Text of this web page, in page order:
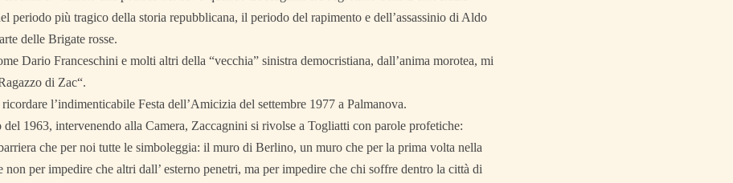
periodo più tragico della storia repubblicana, il periodo del rapimento e dell’assassinio di Aldo
delle Brigate rosse.
Dario Franceschini e molti altri della “vecchia” sinistra democristiana, dall’anima morotea, mi
di Zac“.
l’indimenticabile Festa dell’Amicizia del settembre 1977 a Palmanova.
del 1963, intervenendo alla Camera, Zaccagnini si rivolse a Togliatti con parole profetiche:
che per noi tutte le simboleggia: il muro di Berlino, un muro che per la prima volta nella
non per impedire che altri dall’ esterno penetri, ma per impedire che chi soffre dentro la città di